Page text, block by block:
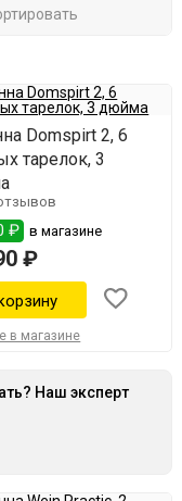
Domspirt 2, 6
тарелок, 3
₽ в магазине
₽
в магазине
Наш эксперт